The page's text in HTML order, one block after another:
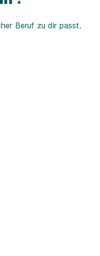
Beruf zu dir passt.